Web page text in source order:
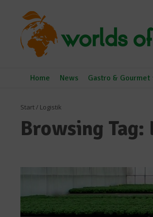
Home News Gastro & Gourmet
Start/ Logistik
Browsing